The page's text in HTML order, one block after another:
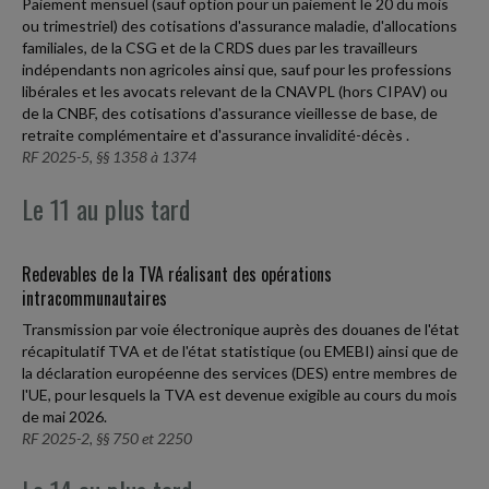
ou trimestriel) des cotisations d'assurance maladie, d'allocations
familiales, de la CSG et de la CRDS dues par les travailleurs
indépendants non agricoles ainsi que, sauf pour les professions
libérales et les avocats relevant de la CNAVPL (hors CIPAV) ou
de la CNBF, des cotisations d'assurance vieillesse de base, de
retraite complémentaire et d'assurance invalidité-décès .
RF 2025-5, §§ 1358 à 1374
Le 11 au plus tard
Redevables de la TVA réalisant des opérations
intracommunautaires
Transmission par voie électronique auprès des douanes de l'état
récapitulatif TVA et de l'état statistique (ou EMEBI) ainsi que de
la déclaration européenne des services (DES) entre membres de
l'UE, pour lesquels la TVA est devenue exigible au cours du mois
de mai 2026.
RF 2025-2, §§ 750 et 2250